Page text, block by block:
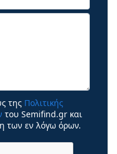
της Πολιτικής
του Semifind.gr και
των εν λόγω όρων.